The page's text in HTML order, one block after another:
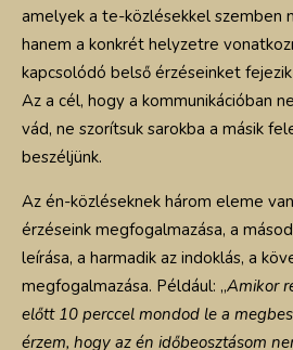
amelyek a te-közlésekkel szemben
hanem a konkrét helyzetre
kapcsolódó belső érzéseinket
Az a cél, hogy a kommunikációban
vád, ne szorítsuk sarokba a másik
beszéljünk.
Az én-közléseknek három eleme
érzéseink megfogalmazása, a
leírása, a harmadik az indoklás, a
megfogalmazása. Például: „Amikor
előtt 10 perccel mondod le a
érzem, hogy az én időbeosztásom